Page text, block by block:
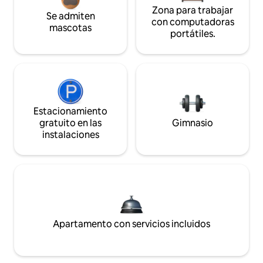
Se admiten
mascotas
Zona para trabajar
con computadoras
portátiles.
Estacionamiento
gratuito en las
instalaciones
Gimnasio
Apartamento con servicios incluidos